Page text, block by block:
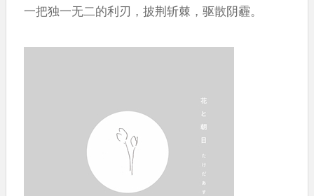
一把独一无二的利刃，披荆斩棘，驱散阴霾。